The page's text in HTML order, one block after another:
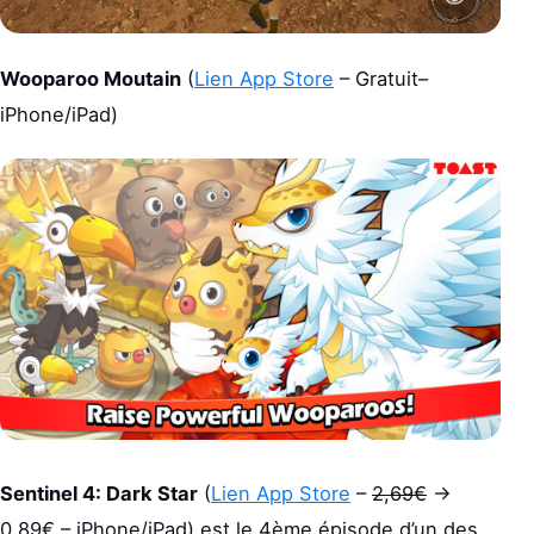
Wooparoo Moutain (Lien App Store – Gratuit–
iPhone/iPad)
Sentinel 4: Dark Star (Lien App Store – 2,69€ ->